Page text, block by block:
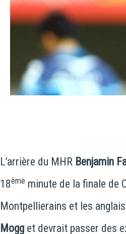
L’arrière du MHR Benjamin
18ème minute de la finale de
Montpellierains et les
Mogg et devrait passer des